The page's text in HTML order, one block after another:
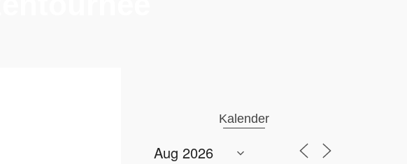
Kalender